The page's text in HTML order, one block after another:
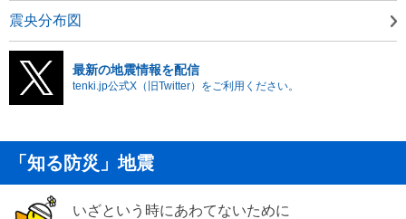
震央分布図
最新の地震情報を配信
tenki.jp公式X（旧Twitter）をご利用ください。
「知る防災」地震
いざという時にあわてないために